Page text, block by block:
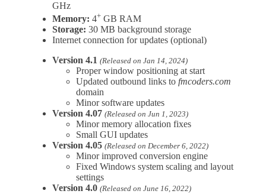
GHz
Memory: 4+ GB RAM
Storage: 30 MB background storage
Internet connection for updates (optional)
Version 4.1 (Released on Jan 14, 2024)
Proper window positioning at start
Updated outbound links to fmcoders.com
domain
Minor software updates
Version 4.07 (Released on Jun 1, 2023)
Minor memory allocation fixes
Small GUI updates
Version 4.05 (Released on December 6, 2022)
Minor improved conversion engine
Fixed Windows system scaling and layout
settings
Version 4.0 (Released on June 16, 2022)